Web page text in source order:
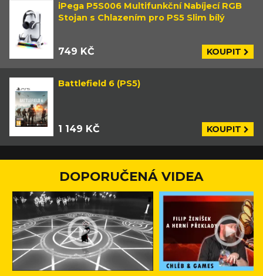
iPega P5S006 Multifunkční Nabíjecí RGB
Stojan s Chlazením pro PS5 Slim bílý
749 KČ KOUPIT
Battlefield 6 (PS5)
1 149 KČ KOUPIT
DOPORUČENÁ VIDEA